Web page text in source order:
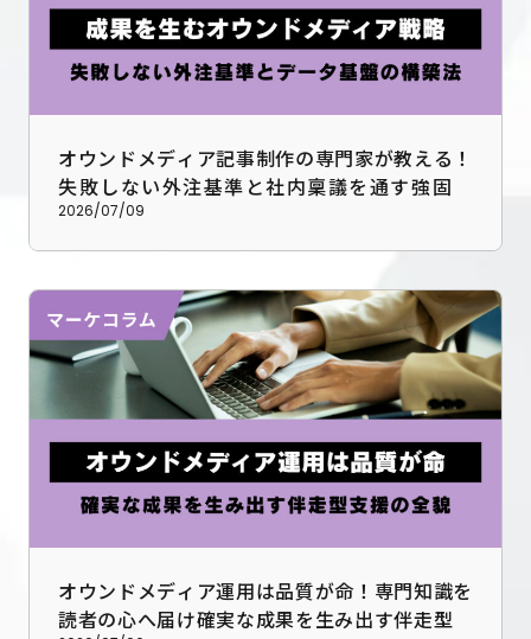
オウンドメディア記事制作の専門家が教える！
失敗しない外注基準と社内稟議を通す強固な
データ基盤の構築法
2026/07/09
オウンドメディア運用は品質が命！専門知識を
読者の心へ届け確実な成果を生み出す伴走型支